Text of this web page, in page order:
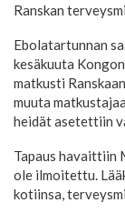
Ranskan
Ebolatartunnan
kesäkuuta
matkusti
muuta
heidät asetettiin
Tapaus havaittiin
ole ilmoitettu.
kotiinsa,